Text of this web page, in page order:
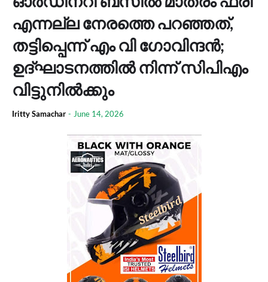
എന്നല്ല നേരത്തെ പറഞ്ഞത്,
തട്ടിപ്പെന്ന് എം വി ഗോവിന്ദന്‍;
ഉദ്ഘാടനത്തിൽ നിന്ന് സിപിഎം
വിട്ടുനിൽക്കും
Iritty Samachar - June 14, 2026